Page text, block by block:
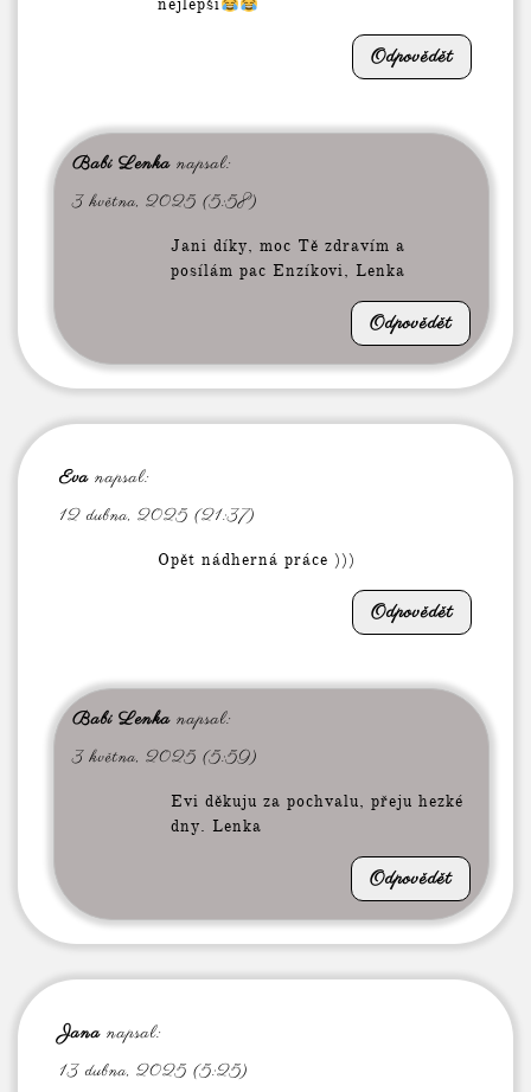
nejlepší
Odpovědět
Babi Lenka napsal:
3 května, 2025 (5:58)
Jani díky, moc Tě zdravím a
posílám pac Enzíkovi, Lenka
Odpovědět
Eva napsal:
12 dubna, 2025 (21:37)
Opět nádherná práce )))
Odpovědět
Babi Lenka napsal:
3 května, 2025 (5:59)
Evi děkuju za pochvalu, přeju hezké
dny. Lenka
Odpovědět
Jana napsal:
13 dubna, 2025 (5:25)